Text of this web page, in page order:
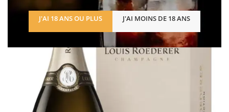
J'AI 18 ANS OU PLUS J'AI MOINS DE 18 ANS